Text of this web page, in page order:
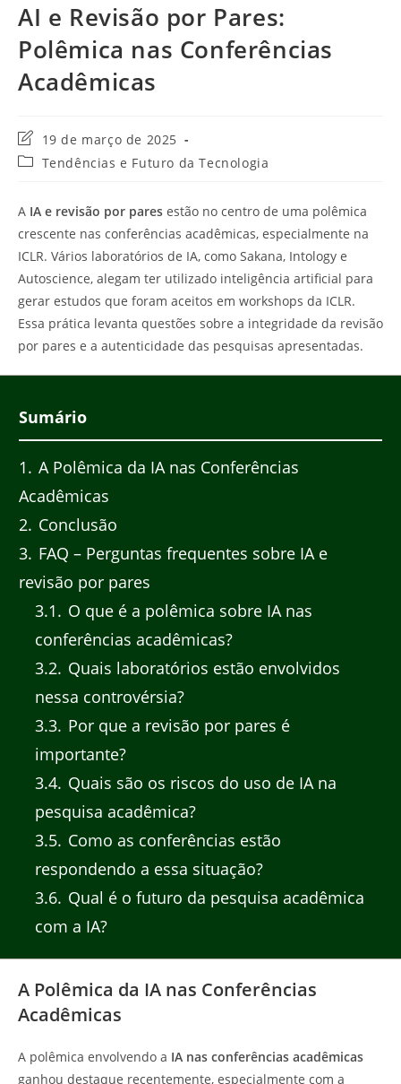
AI e Revisão por Pares:
Polêmica nas Conferências
Acadêmicas
Última
modificação
19 de março de 2025
Categoria
Tendências e Futuro da Tecnologia
A IA e revisão por pares estão no centro de uma polêmica
crescente nas conferências acadêmicas, especialmente na
ICLR. Vários laboratórios de IA, como Sakana, Intology e
Autoscience, alegam ter utilizado inteligência artificial para
gerar estudos que foram aceitos em workshops da ICLR.
Essa prática levanta questões sobre a integridade da revisão
por pares e a autenticidade das pesquisas apresentadas.
Sumário
1
A Polêmica da IA nas Conferências
Acadêmicas
2 Conclusão
3 FAQ – Perguntas frequentes sobre IA e
revisão por pares
3.1
O que é a polêmica sobre IA nas
conferências acadêmicas?
3.2 Quais laboratórios estão envolvidos
nessa controvérsia?
3.3 Por que a revisão por pares é
importante?
3.4 Quais são os riscos do uso de IA na
pesquisa acadêmica?
3.5 Como as conferências estão
respondendo a essa situação?
3.6 Qual é o futuro da pesquisa acadêmica
com a IA?
A Polêmica da IA nas Conferências
Acadêmicas
A polêmica envolvendo a IA nas conferências acadêmicas
ganhou destaque recentemente, especialmente com a